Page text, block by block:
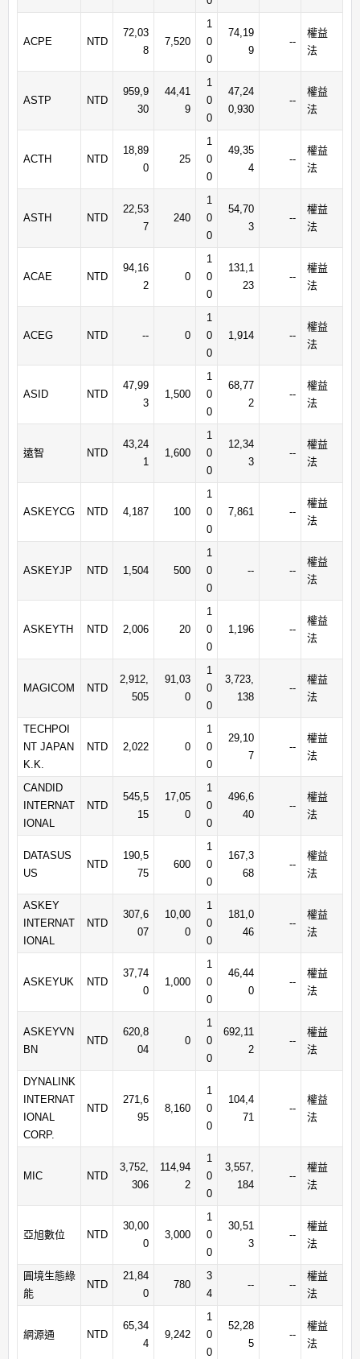
ACPE NTD
72,03
8
7,520
1
0
0
74,19
9
--
權益
法
ASTP NTD
959,9
30
44,41
9
1
0
0
47,24
0,930
--
權益
法
ACTH NTD
18,89
0
25
1
0
0
49,35
4
--
權益
法
ASTH NTD
22,53
7
240
1
0
0
54,70
3
--
權益
法
ACAE NTD
94,16
2
0
1
0
0
131,1
23
--
權益
法
ACEG NTD -- 0
1
0
0
1,914 --
權益
法
ASID NTD
47,99
3
1,500
1
0
0
68,77
2
--
權益
法
遠智 NTD
43,24
1
1,600
1
0
0
12,34
3
--
權益
法
ASKEYCG NTD 4,187 100
1
0
0
7,861 --
權益
法
ASKEYJP NTD 1,504 500
1
0
0
-- --
權益
法
ASKEYTH NTD 2,006 20
1
0
0
1,196 --
權益
法
MAGICOM NTD
2,912,
505
91,03
0
1
0
0
3,723,
138
--
權益
法
TECHPOI
NT JAPAN
K.K.
NTD 2,022 0
1
0
0
29,10
7
--
權益
法
CANDID
INTERNAT
IONAL
NTD
545,5
15
17,05
0
1
0
0
496,6
40
--
權益
法
DATASUS
US
NTD
190,5
75
600
1
0
0
167,3
68
--
權益
法
ASKEY
INTERNAT
IONAL
NTD
307,6
07
10,00
0
1
0
0
181,0
46
--
權益
法
ASKEYUK NTD
37,74
0
1,000
1
0
0
46,44
0
--
權益
法
ASKEYVN
BN
NTD
620,8
04
0
1
0
0
692,11
2
--
權益
法
DYNALINK
INTERNAT
IONAL
CORP.
NTD
271,6
95
8,160
1
0
0
104,4
71
--
權益
法
MIC NTD
3,752,
306
114,94
2
1
0
0
3,557,
184
--
權益
法
亞旭數位 NTD
30,00
0
3,000
1
0
0
30,51
3
--
權益
法
圓境生態綠
能
NTD
21,84
0
780
3
4
-- --
權益
法
網源通 NTD
65,34
4
9,242
1
0
0
52,28
5
--
權益
法